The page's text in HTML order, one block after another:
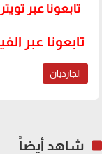
تابعونا عبر
تابعونا عبر
الجارديان
شاهد أيضاً